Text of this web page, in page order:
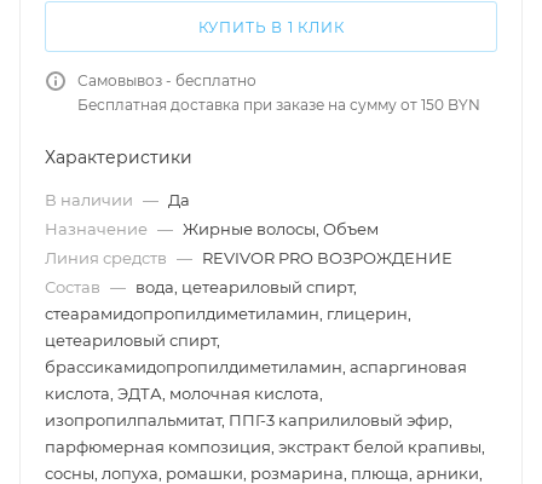
КУПИТЬ В 1 КЛИК
Самовывоз - бесплатно
Бесплатная доставка при заказе на сумму от 150 BYN
Характеристики
В наличии — Да
Назначение — Жирные волосы, Объем
Линия средств — REVIVOR PRO ВОЗРОЖДЕНИЕ
Состав — вода, цетеариловый спирт,
стеарамидопропилдиметиламин, глицерин,
цетеариловый спирт,
брассикамидопропилдиметиламин, аспаргиновая
кислота, ЭДТА, молочная кислота,
изопропилпальмитат, ППГ-3 каприлиловый эфир,
парфюмерная композиция, экстракт белой крапивы,
сосны, лопуха, ромашки, розмарина, плюща, арники,